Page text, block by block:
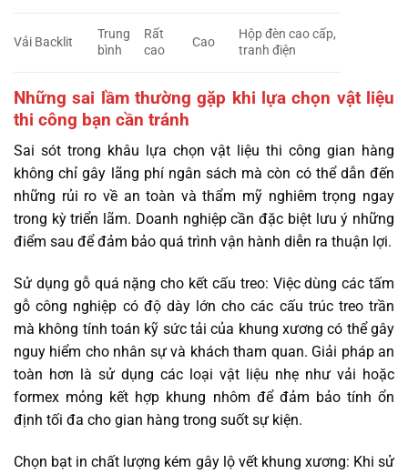
Vải Backlit
Trung
bình
Rất
cao
Cao
Hộp đèn cao cấp,
tranh điện
Những sai lầm thường gặp khi lựa chọn vật liệu
thi công bạn cần tránh
Sai sót trong khâu lựa chọn vật liệu thi công gian hàng
không chỉ gây lãng phí ngân sách mà còn có thể dẫn đến
những rủi ro về an toàn và thẩm mỹ nghiêm trọng ngay
trong kỳ triển lãm. Doanh nghiệp cần đặc biệt lưu ý những
điểm sau để đảm bảo quá trình vận hành diễn ra thuận lợi.
Sử dụng gỗ quá nặng cho kết cấu treo: Việc dùng các tấm
gỗ công nghiệp có độ dày lớn cho các cấu trúc treo trần
mà không tính toán kỹ sức tải của khung xương có thể gây
nguy hiểm cho nhân sự và khách tham quan. Giải pháp an
toàn hơn là sử dụng các loại vật liệu nhẹ như vải hoặc
formex mỏng kết hợp khung nhôm để đảm bảo tính ổn
định tối đa cho gian hàng trong suốt sự kiện.
Chọn bạt in chất lượng kém gây lộ vết khung xương: Khi sử